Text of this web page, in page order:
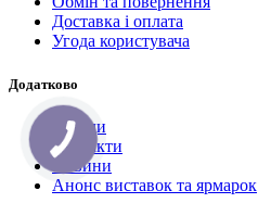
Доставка і оплата
Угода користувача
Додатково
Бренди
Контакти
Новини
Анонс виставок та ярмарок